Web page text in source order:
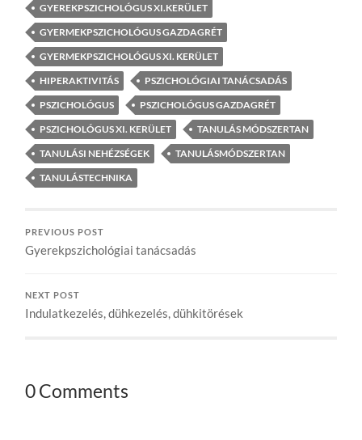
GYEREKPSZICHOLÓGUS XI.KERÜLET
GYERMEKPSZICHOLÓGUS GAZDAGRÉT
GYERMEKPSZICHOLÓGUS XI. KERÜLET
HIPERAKTIVITÁS
PSZICHOLÓGIAI TANÁCSADÁS
PSZICHOLÓGUS
PSZICHOLÓGUS GAZDAGRÉT
PSZICHOLÓGUS XI. KERÜLET
TANULÁS MÓDSZERTAN
TANULÁSI NEHÉZSÉGEK
TANULÁSMÓDSZERTAN
TANULÁSTECHNIKA
PREVIOUS POST
Gyerekpszichológiai tanácsadás
NEXT POST
Indulatkezelés, dühkezelés, dühkitörések
0 Comments